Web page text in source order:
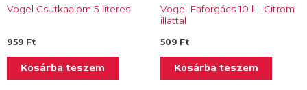
Vogel Csutkaalom 5 literes
959 Ft
Kosárba teszem
Vogel Faforgács 10 l – Citrom
illattal
509 Ft
Kosárba teszem